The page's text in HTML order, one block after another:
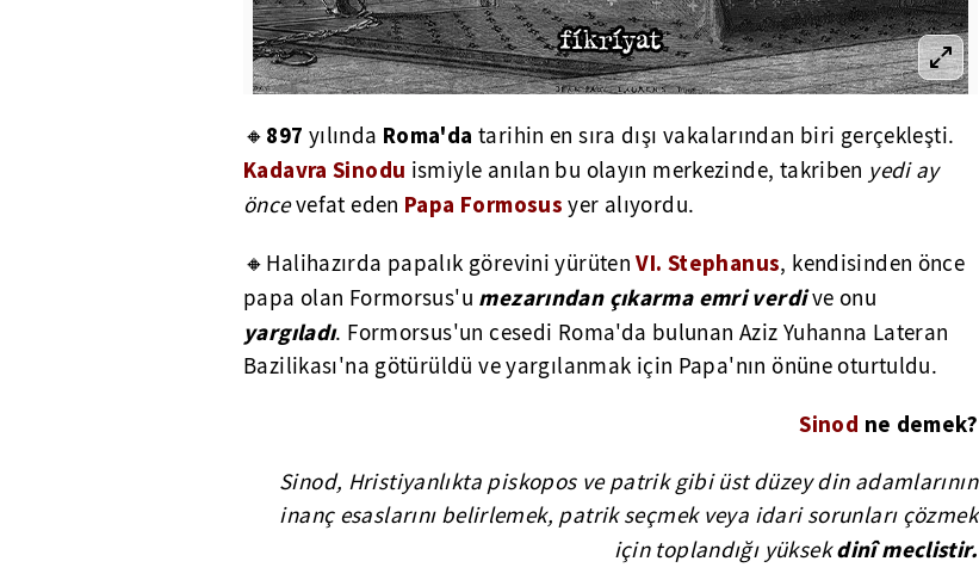
🔸 897 yılında Roma'datarihin en sıra dışı vakalarından biri gerçekleşti.
Kadavra Sinodu ismiyle anılan bu olayın merkezinde, takriben yedi ay
öncevefat eden Papa Formosus yer alıyordu.
🔸Halihazırda papalık görevini yürütenVI. Stephanus, kendisinden önce
papa olan Formorsus'u mezarından çıkarma emri verdive onu
yargıladı. Formorsus'un cesedi Roma'da bulunan Aziz Yuhanna Lateran
Bazilikası'na götürüldü ve yargılanmak için Papa'nın önüne oturtuldu.
Sinod ne demek?
Sinod, Hristiyanlıkta piskopos ve patrik gibi üst düzey din adamlarının
inanç esaslarını belirlemek, patrik seçmek veya idari sorunları çözmek
için toplandığı yüksekdinî meclistir.